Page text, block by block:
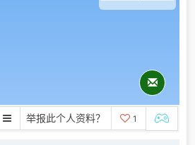
举报此个人资料？ 1